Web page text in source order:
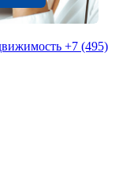
+7 (495)